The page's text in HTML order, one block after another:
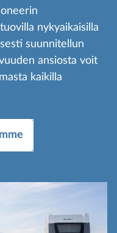
nykyaikaisilla
suunnitellun
ansiosta voit
kaikilla